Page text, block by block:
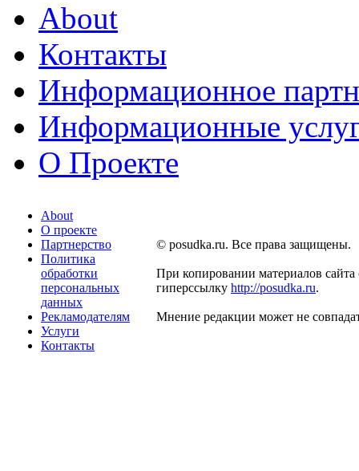
About
Контакты
Информационное
Информационные
О Проекте
About
О проекте
Партнерство
Политика
обработки
персональных
данных
Рекламодателям
Услуги
Контакты
© posudka.ru. Все права защищены.
При копировании материалов сайта
гиперссылку http://posudka.ru.
Мнение редакции может не